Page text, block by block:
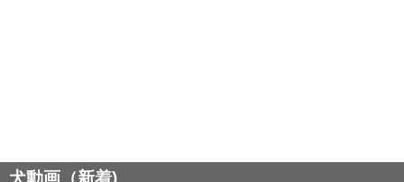
犬動画（新着)